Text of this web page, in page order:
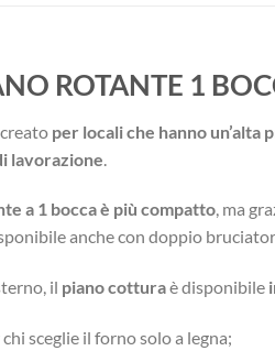
ROTANTE 1
per locali che hanno un’alta
lavorazione
a 1 bocca è più compatto, ma
anche con doppio
il piano cotturaè disponibile
sceglie il forno solo a legna;